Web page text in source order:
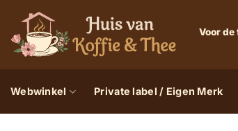
naar
inhoud
Voor
Webwinkel Private label / Eigen Merk